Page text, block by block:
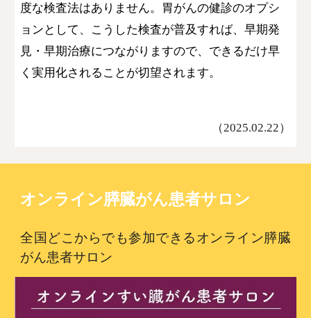
度な検査法はありません。 胃がんの健診のオプシ
ョンとして、こうした検査が普及すれば、早期発
見・早期治療につながりますので、できるだけ早
く実用化されることが切望されます。
（2025.02.22）
オンライン膵臓がん患者サロン
全国どこからでも参加できるオンライン膵臓
がん患者サロン